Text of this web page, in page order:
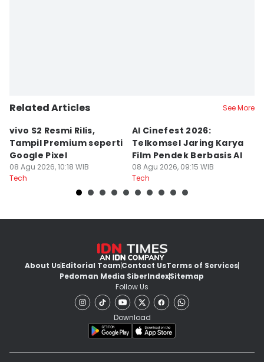
Related Articles See More
vivo S2 Resmi Rilis,
Tampil Premium seperti
Google Pixel
08 Agu 2026, 10:18 WIB
Tech
AI Cinefest 2026:
Telkomsel Jaring Karya
Film Pendek Berbasis AI
08 Agu 2026, 09:15 WIB
Tech
About UsEditorial TeamContact UsTerms of Services
Pedoman Media SiberIndexSitemap
Follow Us
Download